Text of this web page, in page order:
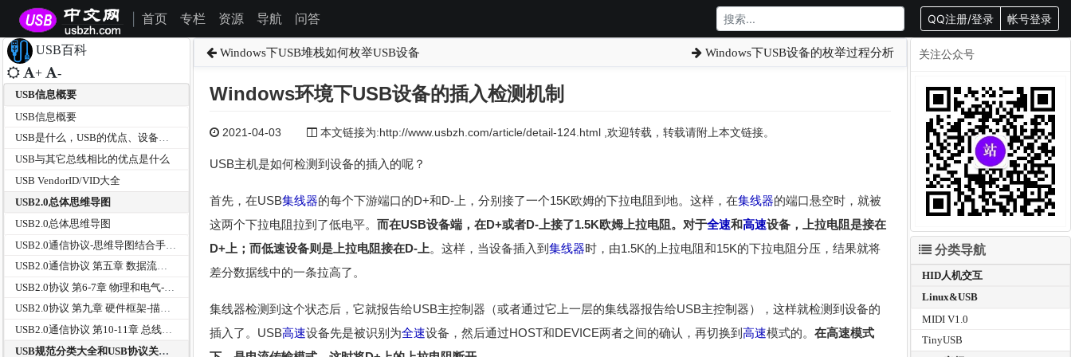
首页 专栏 资源 导航 问答 QQ注册/登录 帐号登录
USB百科
+ -
USB信息概要
USB信息概要
USB是什么，USB的优点、设备分类及传输方式有那些？
USB与其它总线相比的优点是什么
USB VendorID/VID大全
USB2.0总体思维导图
USB2.0总体思维导图
USB2.0通信协议 第五章 数据流模型-传输方式--思维导图
USB2.0协议 第九章 硬件框架-描述符等--思维导图
USB规范分类大全和USB协议关系树
Windows下USB堆栈如何枚举USB设备 Windows下USB设备的枚举过程分析
Windows环境下USB设备的插入检测机制
2021-04-03 本文链接为:http://www.usbzh.com/article/detail-124.html ,欢迎转载，转载请附上本文链接。
USB主机是如何检测到设备的插入的呢？
首先，在USB集线器的每个下游端口的D+和D-上，分别接了一个15K欧姆的下拉电阻到地。这样，在集线器的端口悬空时，就被
这两个下拉电阻拉到了低电平。 而在USB设备端，在D+或者D-上接了1.5K欧姆上拉电阻。对于全速和高速设备，上拉电阻是接在
D+上；而低速设备则是上拉电阻接在D-上。这样，当设备插入到 集线器时，由1.5K的上拉电阻和15K的下拉电阻分压，结果就将
差分数据线中的一条拉高了。
集线器检测到这个状态后，它就报告给USB主控制器（或者通过它上一层的集线器报告给USB主控制器），这样就检测到设备的
插入了。USB高速设备先是被识别为全速设备，然后通过HOST和DEVICE两者之间的确认，再切换到 高速模式的。 在高速模式
关注公众号
分类导航
HID人机交互
Linux&USB
MIDI V1.0
TinyUSB